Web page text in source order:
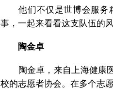
他们不仅是世博会服务精
事，一起来看看这支队伍的风
陶金卓
陶金卓，来自上海健康医
校的志愿者协会。在多个志